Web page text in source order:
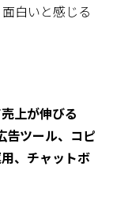
白いと感じる
上が伸びる
告ツール、コピ
、チャットボ